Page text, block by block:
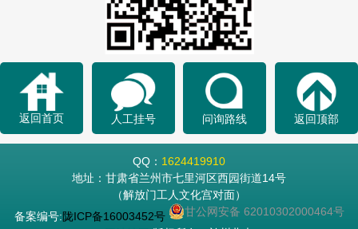
返回首页 人工挂号 问询路线 返回顶部
QQ： 1624419910
地址：甘肃省兰州市七里河区西园街道14号
（解放门工人文化宫对面）
备案编号:陇ICP备16003452号
甘公网安备 62010302000464号